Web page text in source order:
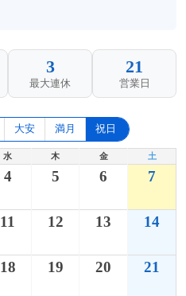
3
最大連休
21
営業日
大安 満月 祝日
水 木 金 土
4 5 6 7
11 12 13 14
18 19 20 21